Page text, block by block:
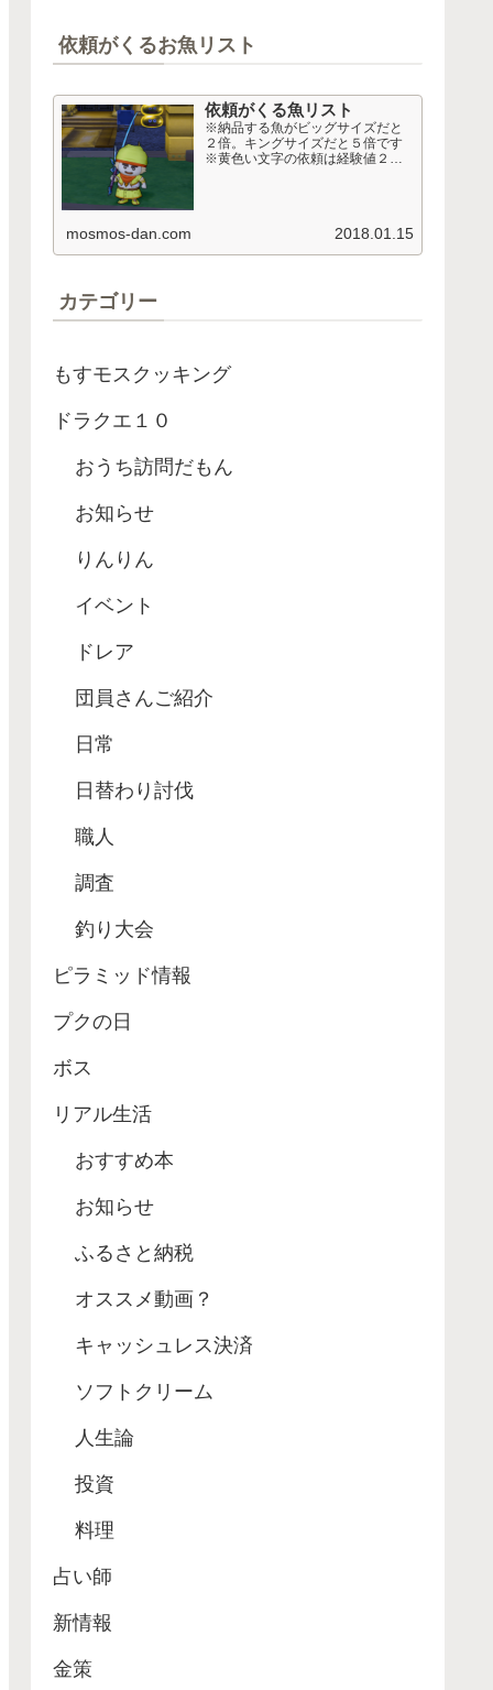
依頼がくるお魚リスト
依頼がくる魚リスト
※納品する魚がビッグサイズだと
２倍。キングサイズだと５倍です
※黄色い文字の依頼は経験値２
mosmos-dan.com 2018.01.15
カテゴリー
もすモスクッキング
ドラクエ１０
おうち訪問だもん
お知らせ
りんりん
イベント
ドレア
団員さんご紹介
日常
日替わり討伐
職人
調査
釣り大会
ピラミッド情報
プクの日
ボス
リアル生活
おすすめ本
お知らせ
ふるさと納税
オススメ動画？
キャッシュレス決済
ソフトクリーム
人生論
投資
料理
占い師
新情報
金策